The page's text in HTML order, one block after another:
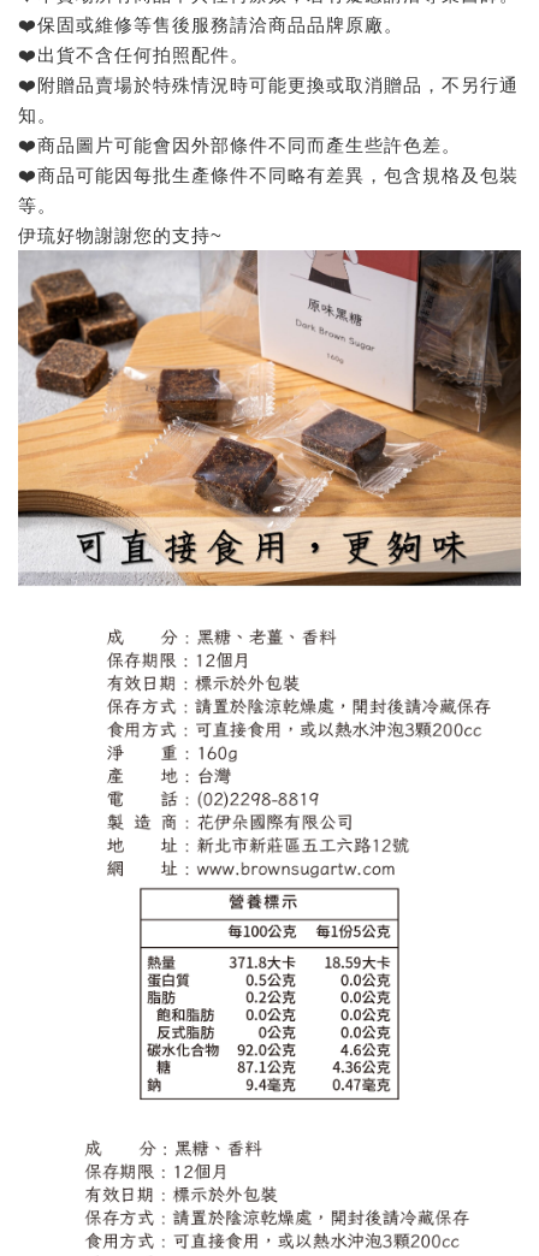
❤️保固或維修等售後服務請洽商品品牌原廠。
❤️出貨不含任何拍照配件。
❤️附贈品賣場於特殊情況時可能更換或取消贈品，不另行通
知。
❤️商品圖片可能會因外部條件不同而產生些許色差。
❤️商品可能因每批生產條件不同略有差異，包含規格及包裝
等。
伊琉好物謝謝您的支持~